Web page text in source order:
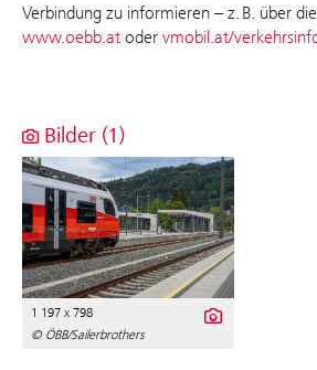
Verbindung zu informieren – z. B. über
www.oebb.at oder vmobil.at/
Bilder (1)
1 197 x 798
© ÖBB/Sailerbrothers